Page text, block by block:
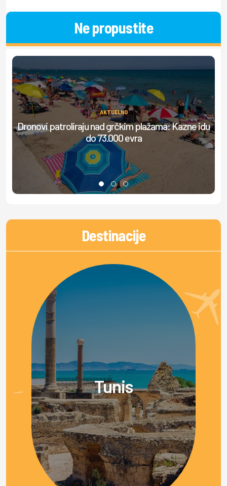
Ne propustite
AKTUELNO
Dronovi patroliraju nad grčkim plažama: Kazne idu
do 73.000 evra
Destinacije
Tunis